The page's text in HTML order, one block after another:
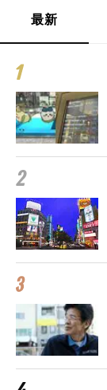
最新